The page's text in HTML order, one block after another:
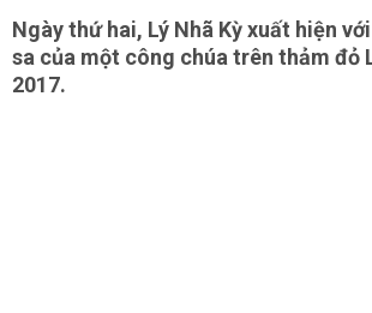
Ngày thứ hai, Lý Nhã Kỳ xuất hiện
sa của một công chúa trên thảm đỏ
2017.